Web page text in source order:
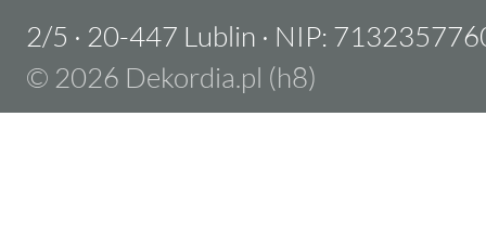
2/5 · 20-447 Lublin · NIP:
© 2026 Dekordia.pl (h8)